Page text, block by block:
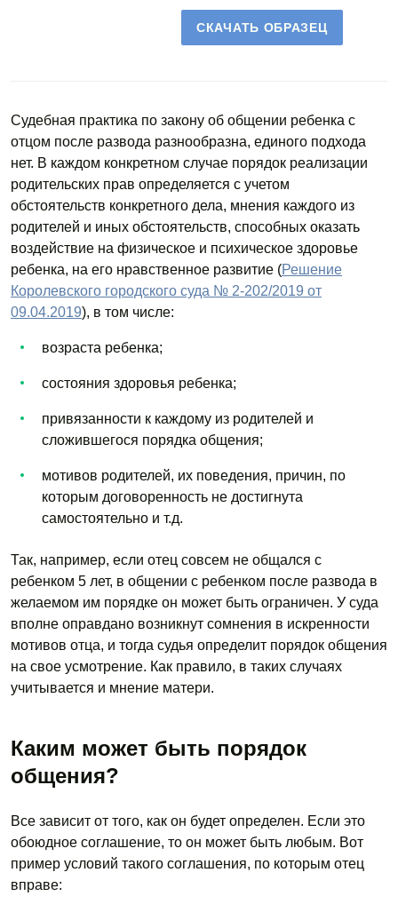
СКАЧАТЬ ОБРАЗЕЦ
Судебная практика по закону об общении ребенка с
отцом после развода разнообразна, единого подхода
нет. В каждом конкретном случае порядок реализации
родительских прав определяется с учетом
обстоятельств конкретного дела, мнения каждого из
родителей и иных обстоятельств, способных оказать
воздействие на физическое и психическое здоровье
ребенка, на его нравственное развитие (Решение
Королевского городского суда № 2-202/2019 от
09.04.2019), в том числе:
возраста ребенка;
состояния здоровья ребенка;
привязанности к каждому из родителей и
сложившегося порядка общения;
мотивов родителей, их поведения, причин, по
которым договоренность не достигнута
самостоятельно и т.д.
Так, например, если отец совсем не общался с
ребенком 5 лет, в общении с ребенком после развода в
желаемом им порядке он может быть ограничен. У суда
вполне оправдано возникнут сомнения в искренности
мотивов отца, и тогда судья определит порядок общения
на свое усмотрение. Как правило, в таких случаях
учитывается и мнение матери.
Каким может быть порядок
общения?
Все зависит от того, как он будет определен. Если это
обоюдное соглашение, то он может быть любым. Вот
пример условий такого соглашения, по которым отец
вправе: